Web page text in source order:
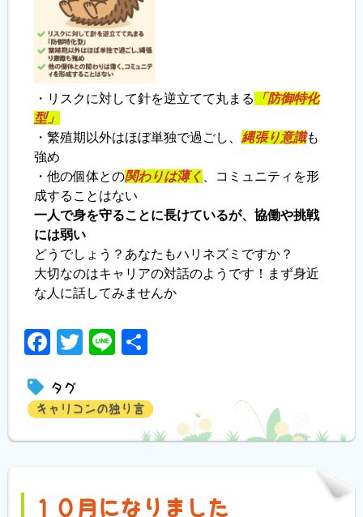
・リスクに対して針を逆立てて丸まる 「防御特化
型」
・繁殖期以外はほぼ単独で過ごし、 縄張り意識も
強め
・他の個体との関わりは薄く
、コミュニティを形
成することはない
一人で身を守ることに長けているが、協働や挑戦
には弱い
どうでしょう？あなたもハリネズミですか？
大切なのはキャリアの対話のようです！まず身近
な人に話してみませんか
Facebook
Twitter
Line
タグ
キャリコンの独り言
１０月になりました